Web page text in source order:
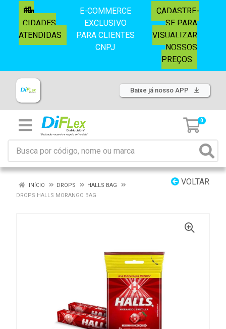
CIDADES
ATENDIDAS
E-COMMERCE
EXCLUSIVO
PARA CLIENTES
CNPJ
CADASTRE-
SE PARA
VISUALIZAR
NOSSOS
PREÇOS
Baixe já nosso APP
0
VOLTAR
INÍCIO DROPS
HALLS BAG
DROPS HALLS MORANGO BAG